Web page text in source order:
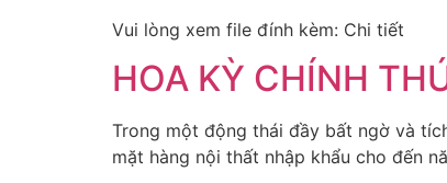
Vui lòng xem file đính kèm: Chi tiết
HOA KỲ CHÍNH
Trong một động thái đầy bất ngờ và
mặt hàng nội thất nhập khẩu cho đến